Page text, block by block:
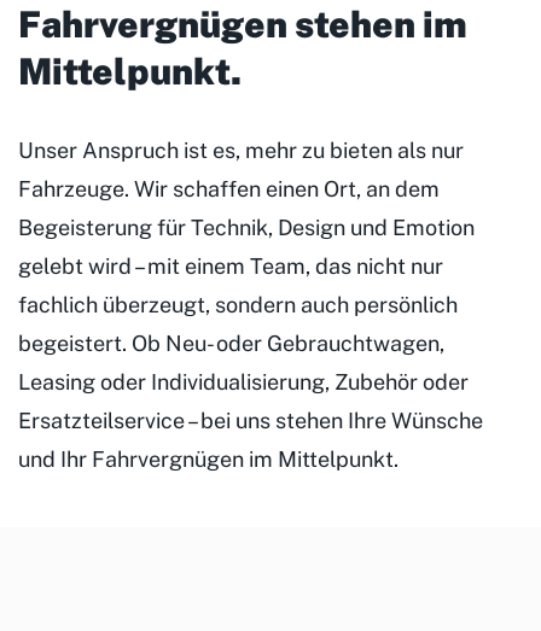
Fahrvergnügen stehen im
Mittelpunkt.
Unser Anspruch ist es, mehr zu bieten als nur
Fahrzeuge. Wir schaffen einen Ort, an dem
Begeisterung für Technik, Design und Emotion
gelebt wird – mit einem Team, das nicht nur
fachlich überzeugt, sondern auch persönlich
begeistert. Ob Neu- oder Gebrauchtwagen,
Leasing oder Individualisierung, Zubehör oder
Ersatzteilservice – bei uns stehen Ihre Wünsche
und Ihr Fahrvergnügen im Mittelpunkt.